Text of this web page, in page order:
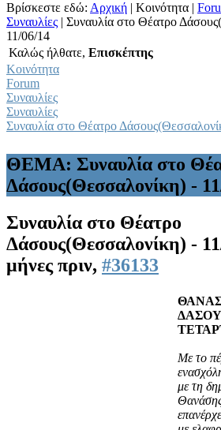
Βρίσκεστε εδώ: Αρχική | Κοινότητα |
Συναυλίες | Συναυλία στο Θέατρο
11/06/14
Καλώς ήλθατε, Επισκέπτης
Κοινότητα
Forum
Συναυλίες
Συναυλίες
Συναυλία στο Θέατρο
ΘΕΜΑ: Συναυλία στο
Δάσους(Θεσσαλονίκη) -
Συναυλία στο Θέατρο
Δάσους(Θεσσαλονίκη) -
μήνες πριν, #36133
Με το
με τη